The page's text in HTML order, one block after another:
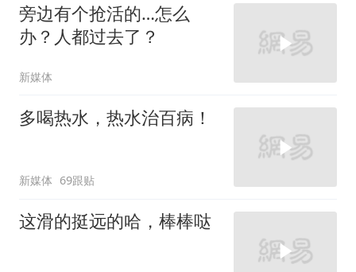
旁边有个抢活的…怎么
办？人都过去了？
新媒体
多喝热水，热水治百病！
新媒体 69跟贴
这滑的挺远的哈，棒棒哒